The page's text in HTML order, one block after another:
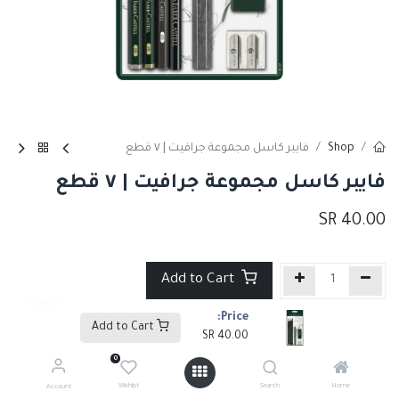
Price:
40.00
Home
Search
0
Wishlist
Account
Shop فايبر كاسل مجموعة جرافيت | ٧ قطع
فايبر كاسل مجموعة جرافيت | ٧ قطع
40.00
Add to Cart
إضافة إلى قائمة الأمنيات
منتجات جديده , أقلام رصاص, أقلام رصاص وفحم